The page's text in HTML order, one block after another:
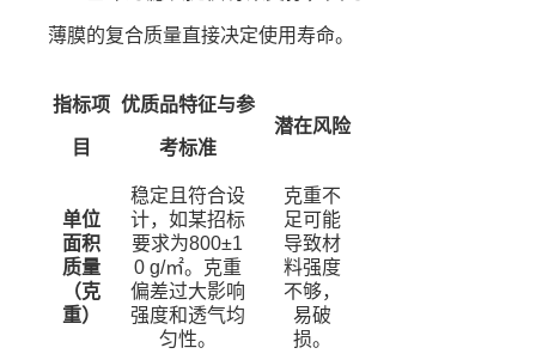
薄膜的复合质量直接决定使用寿命。
指标项
目
优质品特征与参
考标准
潜在风险
单位
面积
质量
（克
重）
稳定且符合设
计，如某招标
要求为800±1
0 g/㎡。克重
偏差过大影响
强度和透气均
匀性。
克重不
足可能
导致材
料强度
不够，
易破
损。